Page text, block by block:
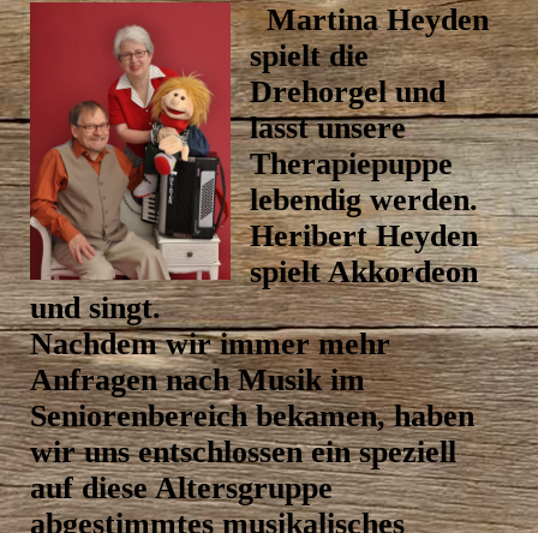
Martina ‍Heyden
‍spielt ‍die
‍Drehorgel ‍und
‍lässt unsere
Therapiepuppe
‍lebendig ‍werden.
Heribert ‍Heyden
‍spielt ‍Akkordeon
‍und ‍singt.
‍Nachdem ‍wir ‍immer ‍mehr
‍Anfragen ‍nach ‍Musik ‍im
‍Seniorenbereich ‍bekamen, ‍haben
‍wir ‍uns ‍entschlossen ‍ein ‍speziell
‍auf ‍diese ‍Altersgruppe
‍abgestimmtes ‍musikalisches